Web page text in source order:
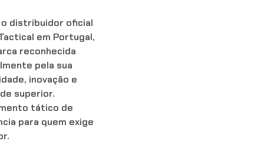
o distribuidor oficial
em Portugal,
reconhecida
pela sua
inovação e
superior.
tático de
para quem exige